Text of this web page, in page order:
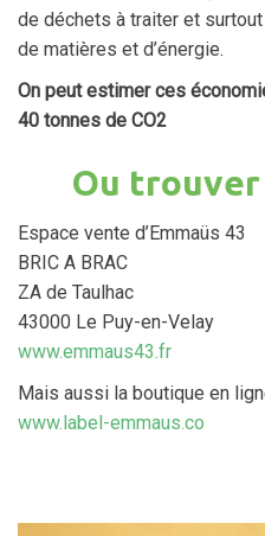
de déchets à traiter et
de matières et d’énergie.
On peut estimer ces
40 tonnes de CO2
Ou
Espace vente d’Emmaüs 43
BRIC A BRAC
ZA de Taulhac
43000 Le Puy-en-Velay
www.emmaus43.fr
Mais aussi la boutique en
www.label-emmaus.co